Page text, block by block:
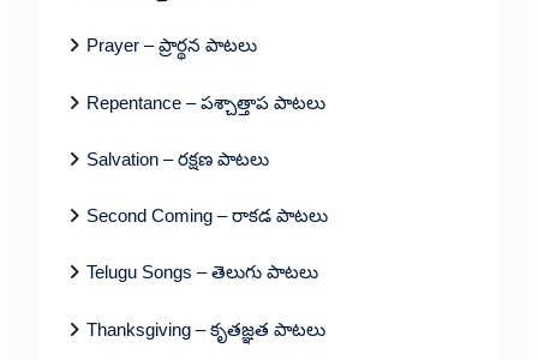
Prayer – ప్రార్థన పాటలు
Repentance – పశ్చాత్తాప పాటలు
Salvation – రక్షణ పాటలు
Second Coming – రాకడ పాటలు
Telugu Songs – తెలుగు పాటలు
Thanksgiving – కృతజ్ఞత పాటలు